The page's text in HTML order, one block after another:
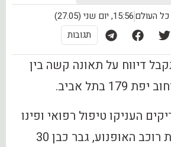
העולם15:56, יום שני (27.05)
תגובות
15:33 התקבל דיווח על תאונה קשה בין
בתל אביב.
העניקו טיפול רפואי ופינו
לבי"ח וולפסון את רוכב האופנוע, גבר כבן 30